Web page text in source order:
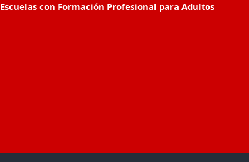
Escuelas con Formación Profesional para Adultos